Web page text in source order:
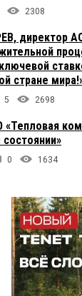
2308
директор
стране
5 2698
«Тепловая
0 1634